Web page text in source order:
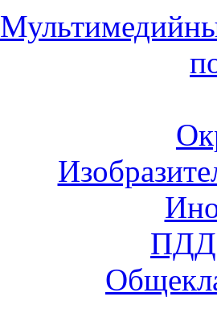
ПДД